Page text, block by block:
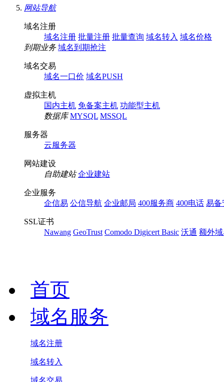
网站导航
域名注册
域名注册 批量注册 批量查询 域名转入 域名价格
到期业务 域名到期抢注
域名交易
域名一口价 域名PUSH
虚拟主机
国内主机 免备案主机 功能型主机
数据库 MYSQL MSSQL
服务器
云服务器
网站建设
自助建站 企业建站
企业服务
企信易 公信导航 企业邮局 400服务商 400电话 易备
SSL证书
Nawang GeoTrust Comodo Digicert Basic 沃通 额外
首页
域名服务
域名注册
域名转入
域名交易